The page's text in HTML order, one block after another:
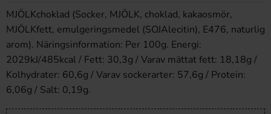
MJÖLKchoklad (Socker, MJÖLK, choklad, kakaosmör,
MJÖLKfett, emulgeringsmedel (SOJAlecitin), E476, naturlig
arom). Näringsinformation: Per 100g. Energi:
2029kJ/485kcal / Fett: 30,3g / Varav mättat fett: 18,18g /
Kolhydrater: 60,6g / Varav sockerarter: 57,6g / Protein:
6,06g / Salt: 0,19g.